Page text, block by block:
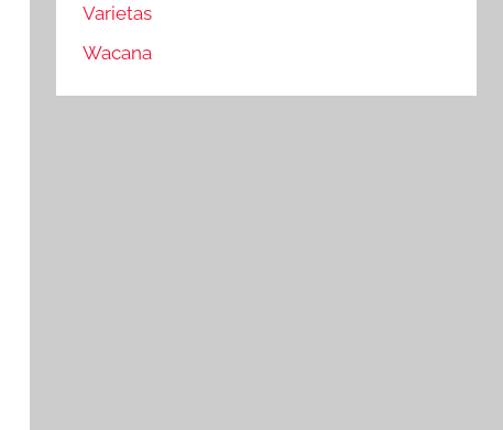
Varietas
Wacana